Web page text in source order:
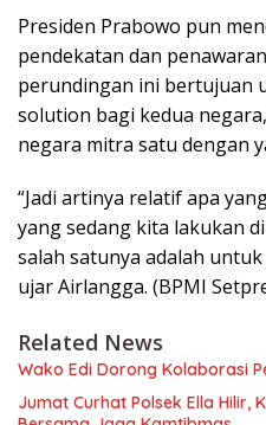
Presiden Prabowo pun
pendekatan dan
perundingan ini bertujuan
solution bagi kedua
negara mitra satu dengan
“Jadi artinya relatif apa
yang sedang kita lakukan
salah satunya adalah
ujar Airlangga. (BPMI
Related News
Wako Edi Dorong Kolaborasi
Jumat Curhat Polsek Ella Hilir,